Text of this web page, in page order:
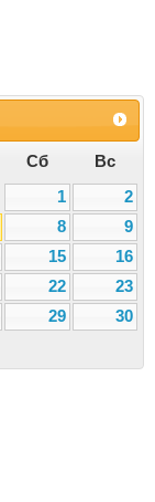
Сб
Вс
1
2
8
9
15
16
22
23
29
30